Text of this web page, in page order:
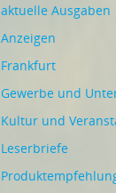
aktuelle Ausgaben
Anzeigen
Frankfurt
Gewerbe und
Kultur und
Leserbriefe